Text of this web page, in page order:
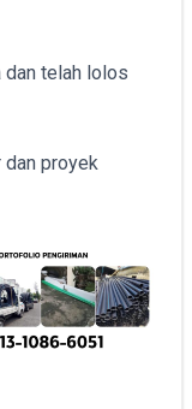
dan telah lolos
dan proyek